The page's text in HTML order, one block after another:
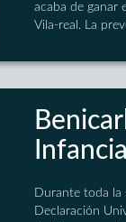
acaba de ganar
Vila-real. La
Infancia
Durante toda la
Declaración